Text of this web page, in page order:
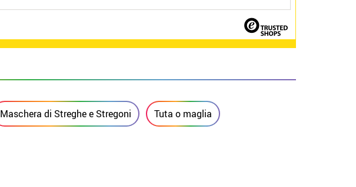
Maschera di Streghe e Stregoni Tuta o maglia